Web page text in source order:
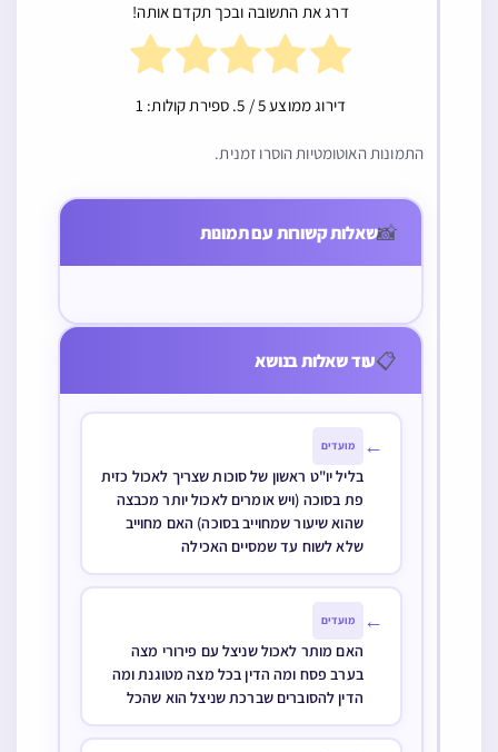
דרג את התשובה ובכך תקדם אותה!
דירוג ממוצע5/ 5. ספירת קולות: 1
התמונות האוטומטיות הוסרו זמנית.
📸שאלות קשורות עם תמונות
מי שיש לו רק מצה
בערב פסח שחל
של שבת האם
לא יאכל
האם בסעודת
מלוה מלכה
בועות וחלל האם
יכול לחשב הלחם
למעכו
📋עוד שאלות בנושא
← מועדים
בליל יו"ט ראשון של סוכות שצריך לאכול כזית
פת בסוכה (ויש אומרים לאכול יותר מכבצה
שהוא שיעור שמחוייב בסוכה) האם מחוייב
שלא לשוח עד שמסיים האכילה
← מועדים
האם מותר לאכול שניצל עם פירורי מצה
בערב פסח ומה הדין בכל מצה מטוגנת ומה
הדין להסוברים שברכת שניצל הוא שהכל